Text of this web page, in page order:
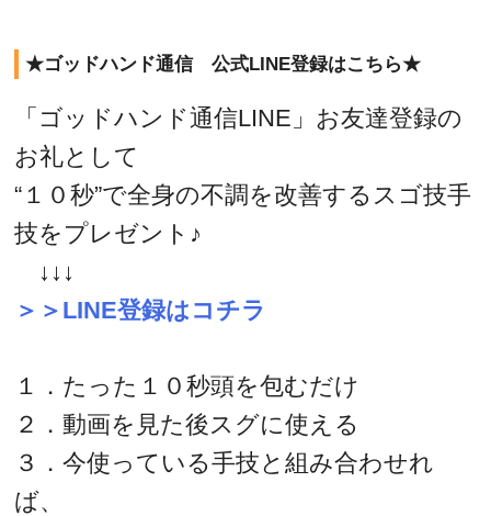
★ゴッドハンド通信 公式LINE登録はこちら★
「ゴッドハンド通信LINE」お友達登録の
お礼として
“１０秒”で全身の不調を改善するスゴ技手
技をプレゼント♪
↓↓↓
＞＞LINE登録はコチラ
１．たった１０秒頭を包むだけ
２．動画を見た後スグに使える
３．今使っている手技と組み合わせれ
ば、